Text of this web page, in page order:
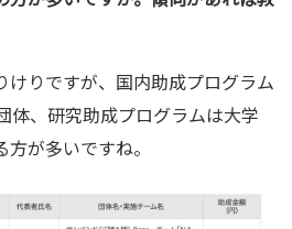
けりですが、国内助成プログラム
体、研究助成プログラムは大学
が多いですね。